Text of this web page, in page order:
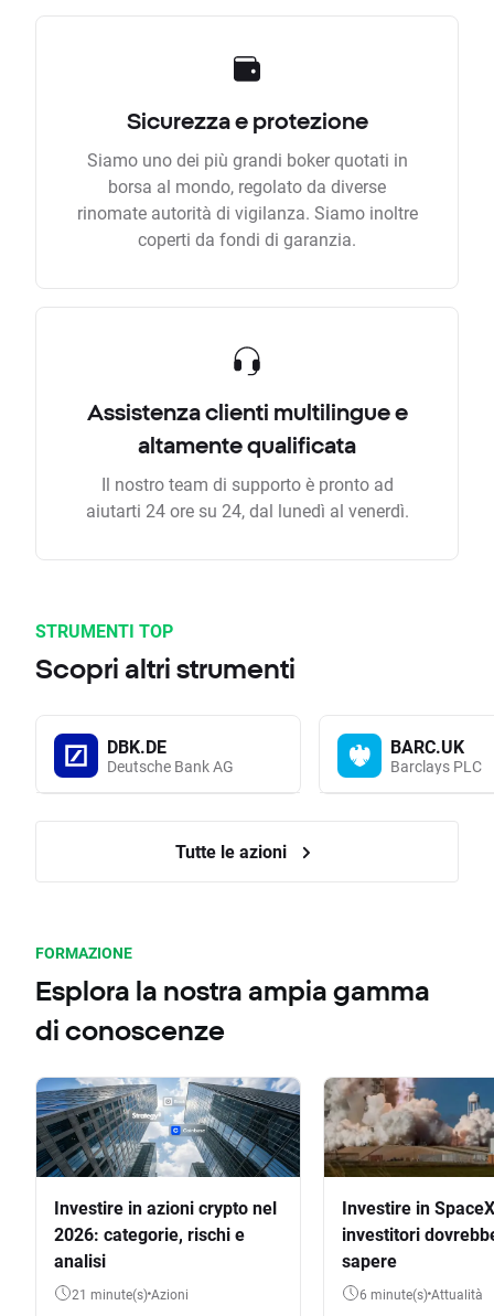
Sicurezza e protezione
Siamo uno dei più grandi boker quotati in
borsa al mondo, regolato da diverse
rinomate autorità di vigilanza. Siamo inoltre
coperti da fondi di garanzia.
Assistenza clienti multilingue e
altamente qualificata
Il nostro team di supporto è pronto ad
aiutarti 24 ore su 24, dal lunedì al venerdì.
STRUMENTI TOP
Scopri altri strumenti
DBK.DE
Deutsche Bank AG
BARC.UK
Barclays PLC
Tutte le azioni
FORMAZIONE
Esplora la nostra ampia gamma
di conoscenze
Investire in azioni crypto nel
2026: categorie, rischi e
analisi
21 minute(s) Azioni
Investire in
investitori
sapere
6 minute(s) Attualità